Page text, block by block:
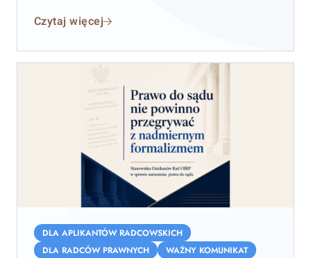
Rady Radców Prawnych mają szansę wejść w życie od 1
Czytaj więcej
Dziekanów
Rad
DLA APLIKANTÓW RADCOWSKICH
DLA RADCÓW PRAWNYCH
WAŻNY KOMUNIKAT